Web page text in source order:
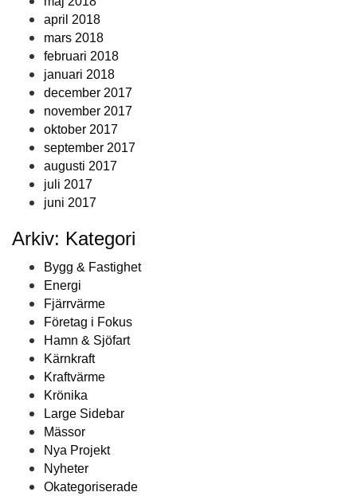
april 2018
mars 2018
februari 2018
januari 2018
december 2017
november 2017
oktober 2017
september 2017
augusti 2017
juli 2017
juni 2017
Arkiv: Kategori
Bygg & Fastighet
Energi
Fjärrvärme
Företag i Fokus
Hamn & Sjöfart
Kärnkraft
Kraftvärme
Krönika
Large Sidebar
Mässor
Nya Projekt
Nyheter
Okategoriserade